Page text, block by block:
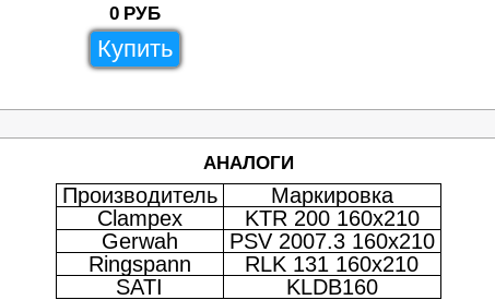
0 РУБ
Купить
АНАЛОГИ
Производитель
Маркировка
Clampex
KTR 200 160x210
Gerwah
PSV 2007.3 160x210
Ringspann
RLK 131 160x210
SATI
KLDB160